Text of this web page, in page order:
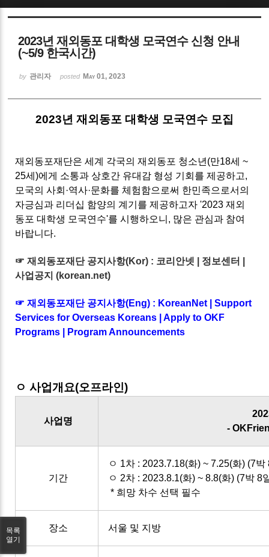
2023년 재외동포 대학생 모국연수 신청 안내
(~5/9 한국시간)
by 관리자 posted May 01, 2023
2023년 재외동포 대학생 모국연수 모집
재외동포재단은 세계 각국의 재외동포 청소년(만18세 ~
25세)에게 소통과 상호간 유대감 형성 기회를 제공하고,
모국의 사회·역사·문화를 체험함으로써 한민족으로서의
자긍심과 리더십 함양의 계기를 제공하고자 '2023 재외
동포 대학생 모국연수'를 시행하오니, 많은 관심과 참여
바랍니다.
☞ 재외동포재단 공지사항(Kor) : 코리안넷 | 정보센터 |
사업공지 (korean.net)
☞ 재외동포재단 공지사항(Eng) : KoreanNet | Support
Services for Overseas Koreans | Apply to OKF
Programs | Program Announcements
ㅇ 사업개요(오프라인)
사업명
-
기간
ㅇ 1차 : 2023.7.18(화) ~ 7.25(화) (7박
ㅇ 2차 : 2023.8.1(화) ~ 8.8(화) (7박 8
* 희망 차수 선택 필수
장소 서울 및 지방
목록
열기
Sketchbook5, 스케치북5
Sketchbook5, 스케치북5